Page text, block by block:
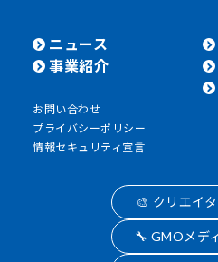
ニュース
事業紹介
お問い合わせ
プライバシーポリシー
情報セキュリティ宣言
🎨 クリエイ
🔧 GMOメデ